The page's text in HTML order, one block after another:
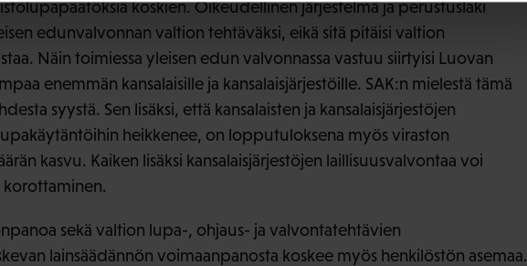
koskien. Oikeudellinen järjestelmä ja perustuslaki
edunvalvonnan valtion tehtäväksi, eikä sitä pitäisi valtion
Näin toimiessa yleisen edun valvonnassa vastuu siirtyisi Luovan
enemmän kansalaisille ja kansalaisjärjestöille. SAK:n mielestä tämä
syystä. Sen lisäksi, että kansalaisten ja kansalaisjärjestöjen
heikkenee, on lopputuloksena myös viraston
kasvu. Kaiken lisäksi kansalaisjärjestöjen laillisuusvalvontaa voi
korottaminen.
sekä valtion lupa-, ohjaus- ja valvontatehtävien
lainsäädännön voimaanpanosta koskee myös henkilöstön asemaa.